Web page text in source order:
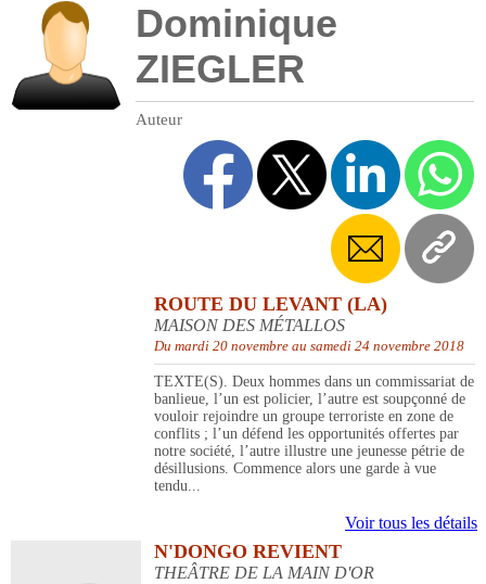
Dominique
ZIEGLER
Auteur
ROUTE DU LEVANT (LA)
MAISON DES MÉTALLOS
Du mardi 20 novembre au samedi 24 novembre 2018
TEXTE(S). Deux hommes dans un commissariat de
banlieue, l’un est policier, l’autre est soupçonné de
vouloir rejoindre un groupe terroriste en zone de
conflits ; l’un défend les opportunités offertes par
notre société, l’autre illustre une jeunesse pétrie de
désillusions. Commence alors une garde à vue
tendu...
Voir tous les détails
N'DONGO REVIENT
THEÂTRE DE LA MAIN D'OR